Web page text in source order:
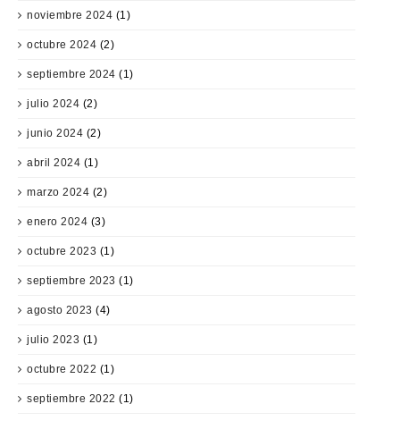
noviembre 2024 (1)
octubre 2024 (2)
septiembre 2024 (1)
julio 2024 (2)
junio 2024 (2)
abril 2024 (1)
marzo 2024 (2)
enero 2024 (3)
octubre 2023 (1)
septiembre 2023 (1)
agosto 2023 (4)
julio 2023 (1)
octubre 2022 (1)
septiembre 2022 (1)